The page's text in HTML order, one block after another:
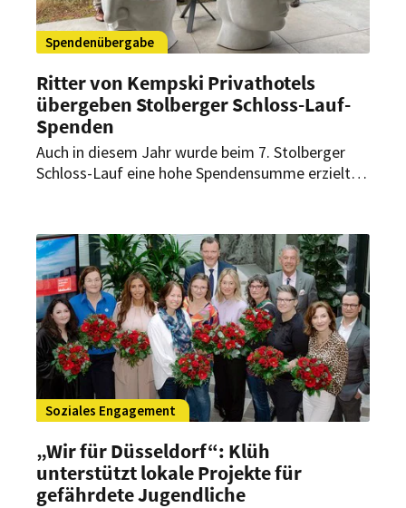
Spendenübergabe
Ritter von Kempski Privathotels
übergeben Stolberger Schloss-Lauf-
Spenden
Auch in diesem Jahr wurde beim 7. Stolberger
Schloss-Lauf eine hohe Spendensumme erzielt.
Bildungseinrichtungen übergeben.
Soziales Engagement
„Wir für Düsseldorf“: Klüh
unterstützt lokale Projekte für
gefährdete Jugendliche